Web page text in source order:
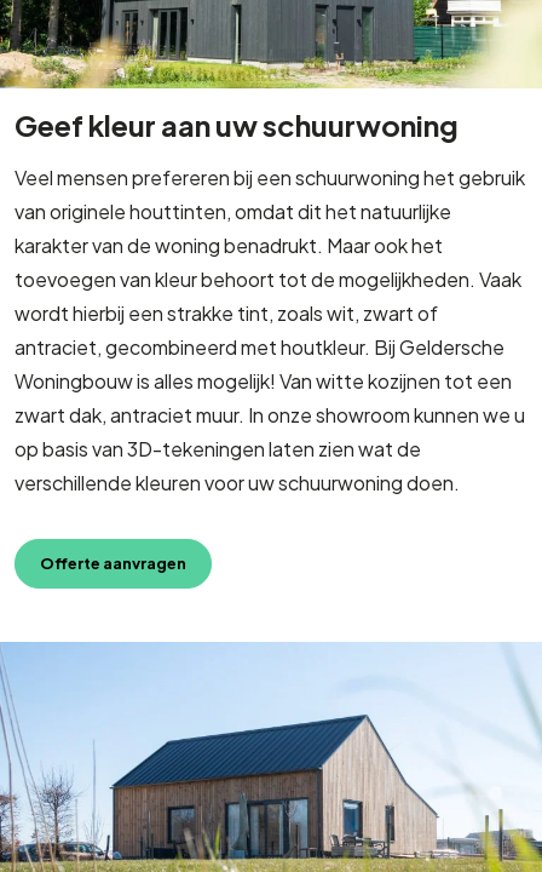
Geef kleur aan uw schuurwoning
Veel mensen prefereren bij een schuurwoning het gebruik
van originele houttinten, omdat dit het natuurlijke
karakter van de woning benadrukt. Maar ook het
toevoegen van kleur behoort tot de mogelijkheden. Vaak
wordt hierbij een strakke tint, zoals wit, zwart of
antraciet, gecombineerd met houtkleur. Bij Geldersche
Woningbouw is alles mogelijk! Van witte kozijnen tot een
zwart dak, antraciet muur. In onze showroom kunnen we u
op basis van 3D-tekeningen laten zien wat de
verschillende kleuren voor uw schuurwoning doen.
Offerte aanvragen